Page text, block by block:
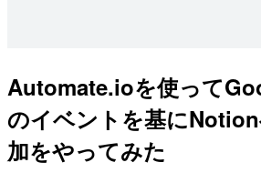
Automate.ioを使って
のイベントを基に
加をやってみた